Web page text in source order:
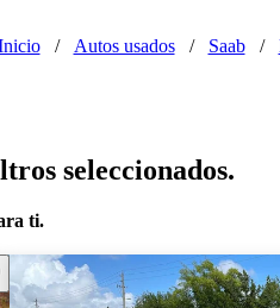
/ Autos usados / Saab /
seleccionados.
ti.
este Aviso